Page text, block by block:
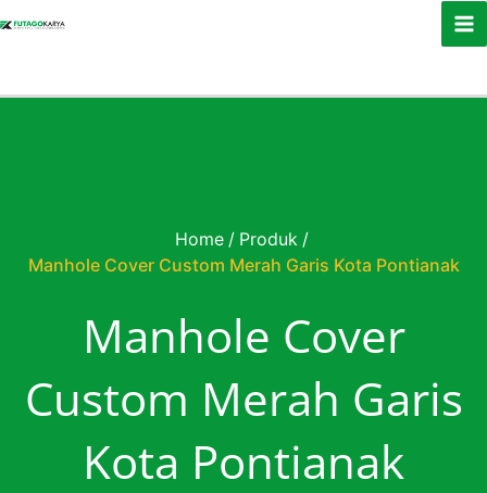
Home / Produk /
Manhole Cover Custom Merah Garis Kota Pontianak
Manhole Cover
Custom Merah Garis
Kota Pontianak